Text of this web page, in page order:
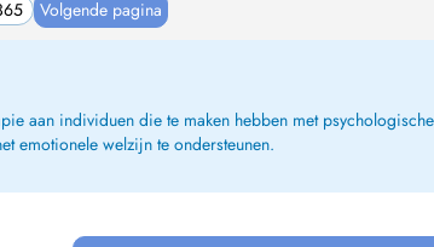
Volgende pagina
aan individuen die te maken hebben met
emotionele welzijn te ondersteunen.